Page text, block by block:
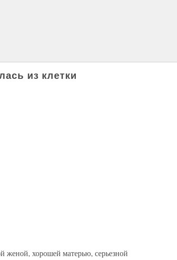
из клетки
женой, хорошей матерью, серьезной